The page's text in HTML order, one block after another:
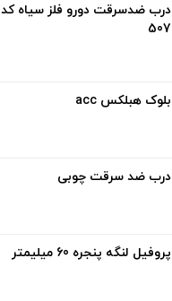
درب ضدسرقت دورو فلز سیاه کد
507
بلوک هبلکس acc
درب ضد سرقت چوبی
پروفیل لنگه پنجره 60 میلیمتر